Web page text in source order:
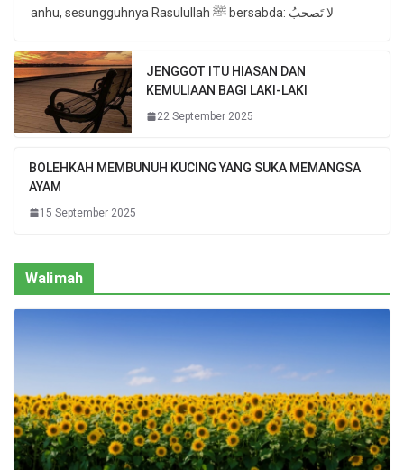
anhu, sesungguhnya Rasulullah ﷺ bersabda: لا تَصحبُ
JENGGOT ITU HIASAN DAN
KEMULIAAN BAGI LAKI-LAKI
22 September 2025
BOLEHKAH MEMBUNUH KUCING YANG SUKA MEMANGSA
AYAM
15 September 2025
Walimah